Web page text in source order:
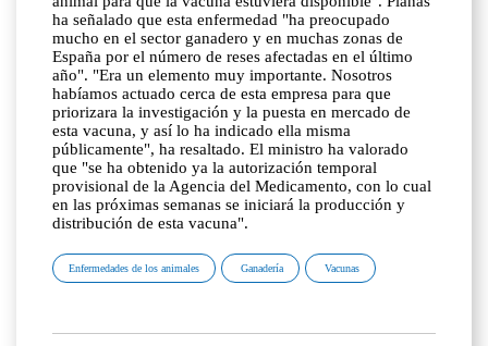
ha señalado que esta enfermedad "ha preocupado
mucho en el sector ganadero y en muchas zonas de
España por el número de reses afectadas en el último
año". "Era un elemento muy importante. Nosotros
habíamos actuado cerca de esta empresa para que
priorizara la investigación y la puesta en mercado de
esta vacuna, y así lo ha indicado ella misma
públicamente", ha resaltado. El ministro ha valorado
que "se ha obtenido ya la autorización temporal
provisional de la Agencia del Medicamento, con lo cual
en las próximas semanas se iniciará la producción y
distribución de esta vacuna".
Enfermedades de los animales Ganadería Vacunas